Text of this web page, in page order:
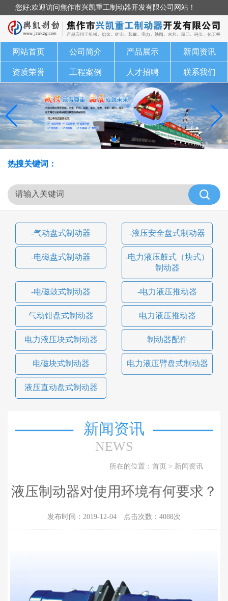
您好;欢迎访问焦作市兴凯重工制动器开发有限公司网站！
网站首页 公司简介 产品展示 新闻资讯
资质荣誉 工程案例 人才招聘 联系我们
热搜关键词：
-气动盘式制动器 -液压安全盘式制动器
-电磁盘式制动器
-电力液压鼓式（块式）
制动器
-电磁鼓式制动器 -电力液压推动器
气动钳盘式制动器 电力液压推动器
电力液压块式制动器 制动器配件
电磁块式制动器 电力液压臂盘式制动器
液压直动盘式制动器
新闻资讯
NEWS
所在的位置： 首页> 新闻资讯
液压制动器对使用环境有何要求？
发布时间：2019-12-04 点击次数：4088次